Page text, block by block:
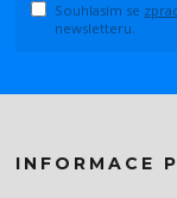
Souhlasím se
newsletteru.
INFORMACE